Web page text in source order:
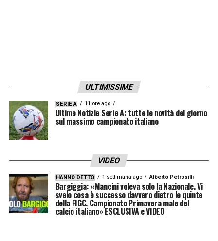
Ore 18.38 – Genoa, è arrivato Strootman –
E’ iniziata l’avventura diKevin Strootman al
Genoa. Il centrocampista olandese è
atterrato a Genova dove nella giornata di
Strootman arriva in prestito
dalMarsigliacon la società francese che si
è impegnata a pagareil 50% dell’ingaggio.
Ore 18.15 – Inter, Vidal c’è –L’Inter è
ULTIMISSIME
SERIE A 11 ore ago
Ultime Notizie Serie A: tutte le novità del giorno
sul massimo campionato italiano
VIDEO
HANNO DETTO 1 settimana ago Alberto Petrosilli
Bargiggia: «Mancini voleva solo la Nazionale. Vi
svelo cosa è successo davvero dietro le quinte
della FIGC. Campionato Primavera male del
calcio italiano» ESCLUSIVA e VIDEO